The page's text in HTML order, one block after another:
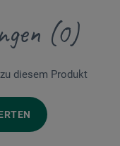
(0)
diesem Produkt